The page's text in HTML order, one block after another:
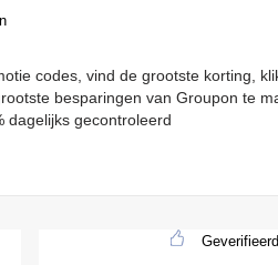
codes, vind de grootste korting,
besparingen van Groupon te
dagelijks gecontroleerd
Geverifieerd